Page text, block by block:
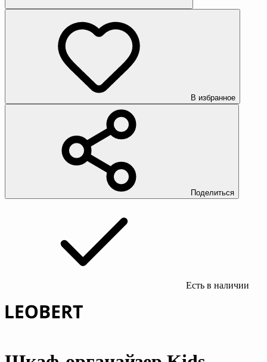
В избранное
Поделиться
Есть в наличии